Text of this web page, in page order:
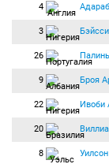
4
3
26
9 Броя
22 Ивоби
20
8